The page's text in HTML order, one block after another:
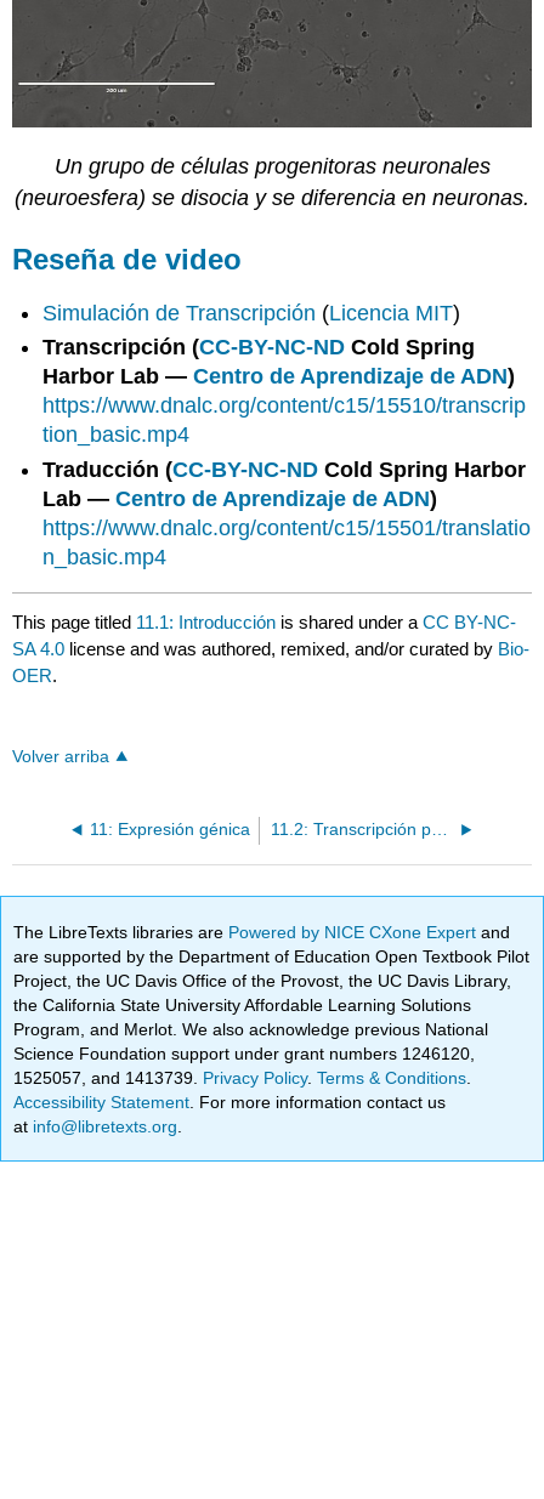
Un grupo de células progenitoras neuronales
(neuroesfera) se disocia y se diferencia en neuronas.
Reseña de video
Simulación de Transcripción (Licencia MIT)
Transcripción (CC-BY-NC-ND Cold Spring
Harbor Lab —Centro de Aprendizaje de ADN)
https://www.dnalc.org/content/c15/15510/transcrip
tion_basic.mp4
Traducción (CC-BY-NC-ND Cold Spring Harbor
Lab —Centro de Aprendizaje de ADN)
https://www.dnalc.org/content/c15/15501/translatio
n_basic.mp4
This page titled 11.1: Introducción is shared under aCC BY-NC-
SA 4.0 license and was authored, remixed, and/or curated by Bio-
OER.
Volver arriba
11: Expresión génica 11.2: Transcripción procariota
The LibreTexts libraries are Powered by NICE CXone Expertand
are supported by the Department of Education Open Textbook Pilot
Project, the UC Davis Office of the Provost, the UC Davis Library,
the California State University Affordable Learning Solutions
Program, and Merlot. We also acknowledge previous National
Science Foundation support under grant numbers 1246120,
1525057, and 1413739. Privacy Policy.Terms & Conditions
Accessibility Statement . For more information contact us
at info@libretexts.org